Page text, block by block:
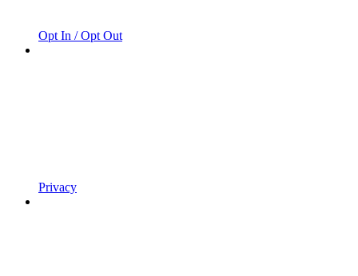
Opt In / Opt Out
Privacy